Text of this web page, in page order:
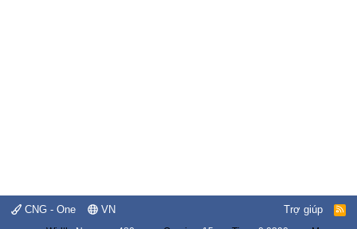
CNG - One VN Trợ giúp
R